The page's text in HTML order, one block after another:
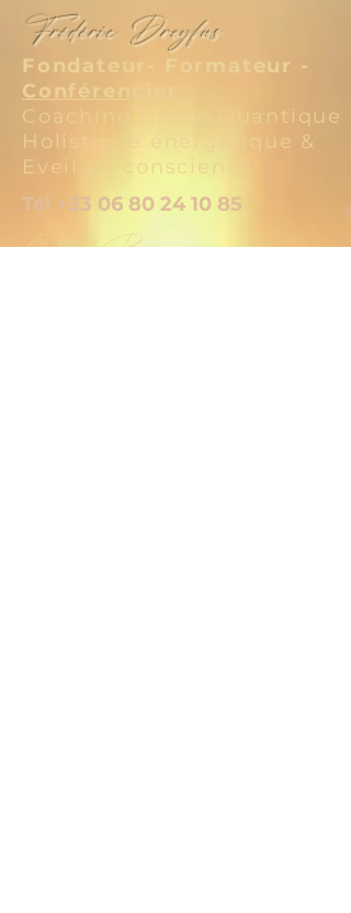
Frédéric Dreyfus
Fondateur- Formateur -
Conférencier
Coaching Unifié Quantique
Holistique énergétique &
Eveil de conscience
Tél +33 06 80 24 10 85
Céline Berruyer